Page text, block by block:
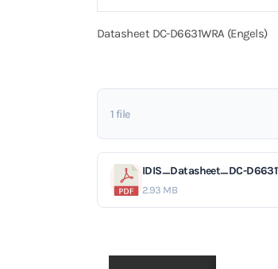
Datasheet DC-D6631WRA (Engels)
1 file
IDIS_Datasheet_DC-
2.93 MB